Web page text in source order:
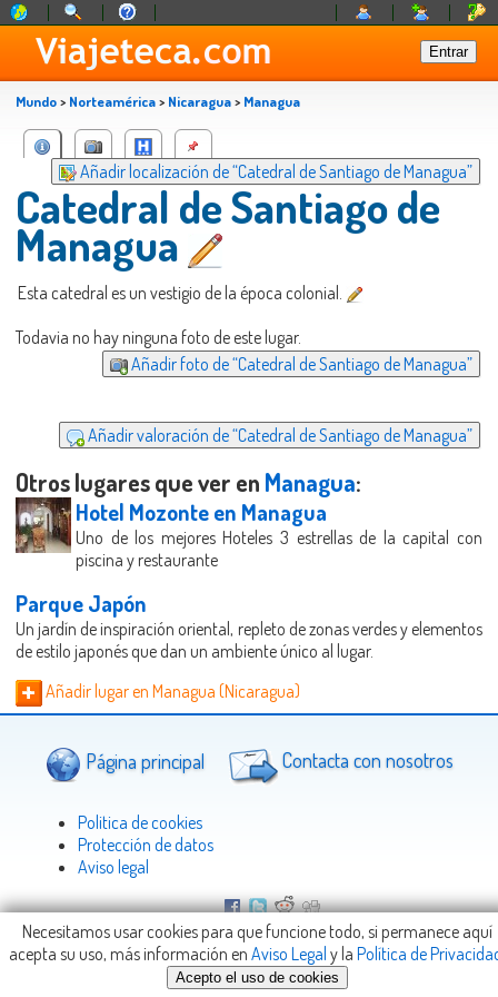
Mundo> Norteamérica> Nicaragua> Managua
Añadir localización de “Catedral de Santiago de Managua”
Catedral de Santiago de
Managua
Esta catedral es un vestigio de la época colonial.
Todavia no hay ninguna foto de este lugar.
Añadir foto de “Catedral de Santiago de Managua”
Añadir valoración de “Catedral de Santiago de Managua”
Otros lugares que ver en Managua:
Hotel Mozonte en Managua
Uno de los mejores Hoteles 3 estrellas de la capital con
piscina y restaurante
Parque Japón
Un jardín de inspiración oriental, repleto de zonas verdes y elementos
de estilo japonés que dan un ambiente único al lugar.
Añadir lugar en Managua (Nicaragua)
Página principal Contacta con nosotros
Politica de cookies
Protección de datos
Aviso legal
Copyright © 2005-2026Viajeteca.com- info@Viajeteca.com
Necesitamos usar cookies para que funcione todo, si permanece aquí
acepta su uso, más información en Aviso Legal y la Política de
Acepto el uso de cookies